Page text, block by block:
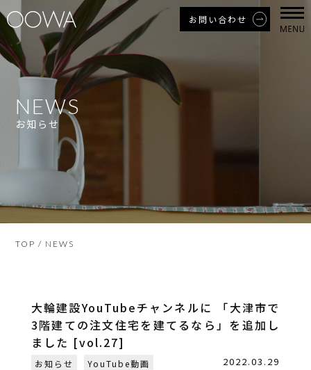
お問い合わせ
NEWS
お知らせ
TOP / NEWS
大輪建設YouTubeチャンネルに 「大津市で
3階建ての注文住宅を建てるなら」を追加し
ました [vol.27]
お知らせ YouTube動画 2022.03.29